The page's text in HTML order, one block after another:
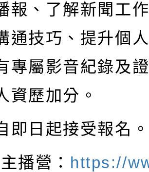
報、了解新聞工
通技巧、提升個
專屬影音紀錄及
資歷加分。
即日起接受報名
主播營： https://